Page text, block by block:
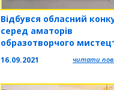
Відбувся обласний
серед аматорів
образотворчого
Тернопільщини імені
16.09.2021 читати